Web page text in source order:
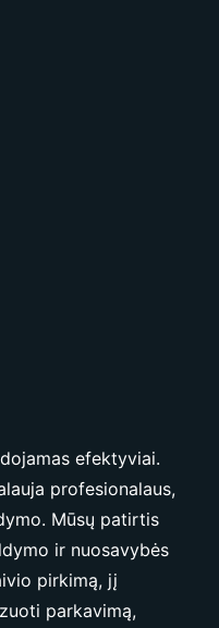
efektyviai.
profesionalaus,
Mūsų patirtis
ir nuosavybės
pirkimą, jį
parkavimą,